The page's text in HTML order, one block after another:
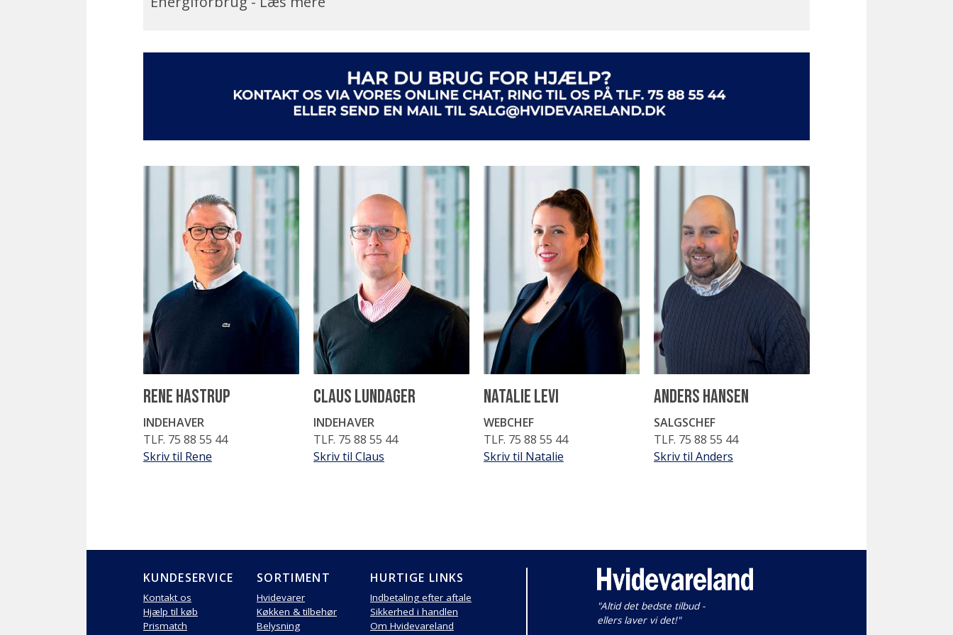
rensen kræver at du fylder vand i bradepanden, og vælger temperatur mellem 100°C og 200°C. Der fordamper vandet i ca.
benytter under madlavningen, da nogle ovne har eco-programmer, mens andre programmer forbruger mere energi.
Rene Hastrup
INDEHAVER
TLF. 75 88 55 44
Skriv til Rene
Claus Lundager
INDEHAVER
TLF. 75 88 55 44
Skriv til Claus
Natalie Levi
WEBCHEF
TLF. 75 88 55 44
Skriv til Natalie
ANders Hansen
SALGSCHEF
TLF. 75 88 55 44
Skriv til Anders
KUNDESERVICE
Kontakt os
Hjælp til køb
Prismatch
SORTIMENT
Hvidevarer
Køkken & tilbehør
Belysning
HURTIGE LINKS
Indbetaling efter aftale
Sikkerhed i handlen
Om Hvidevareland
"Altid det bedste tilbud -
ellers laver vi det!"